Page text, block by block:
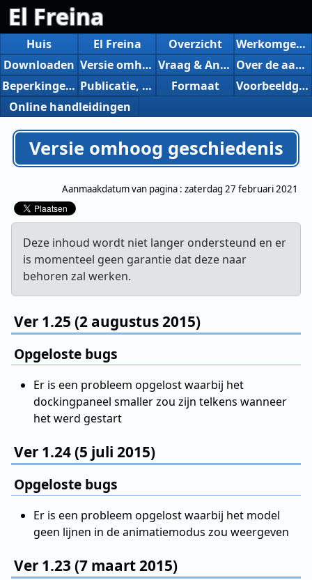
El Freina
Huis El Freina Overzicht
Werkomgeving
Downloaden
Versie omhoog geschiedenis Vraag & Antwoord
Over de aankoop van de aandelenversie
Beperkingen van gratis versies
Publicatie, introductie, enz. Formaat
Voorbeeldgegevens
Online handleidingen
Versie omhoog geschiedenis
Aanmaakdatum van pagina : zaterdag 27 februari 2021
Deze inhoud wordt niet langer ondersteund en er
is momenteel geen garantie dat deze naar
behoren zal werken.
Ver 1.25 (2 augustus 2015)
Opgeloste bugs
Er is een probleem opgelost waarbij het
dockingpaneel smaller zou zijn telkens wanneer
het werd gestart
Ver 1.24 (5 juli 2015)
Opgeloste bugs
Er is een probleem opgelost waarbij het model
geen lijnen in de animatiemodus zou weergeven
Ver 1.23 (7 maart 2015)